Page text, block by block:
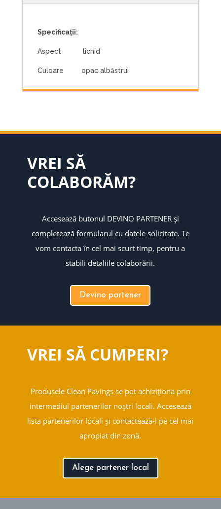
Specificații:
Aspect lichid
Culoare opac albăstrui
VREI SĂ
COLABORĂM?
Accesează butonul DEVINO PARTENER și
completează formularul cu datele solicitate. Te
vom contacta în cel mai scurt timp, pentru a
stabili detaliile colaborării.
Devino partener
VREI SĂ CUMPERI?
Produsele Clean Pavings se pot achiziționa prin
intermediul partenerilor noștri locali. Accesează
lista partenerilor locali și contactează-l pe cel mai
apropiat din zonă.
Alege partener local